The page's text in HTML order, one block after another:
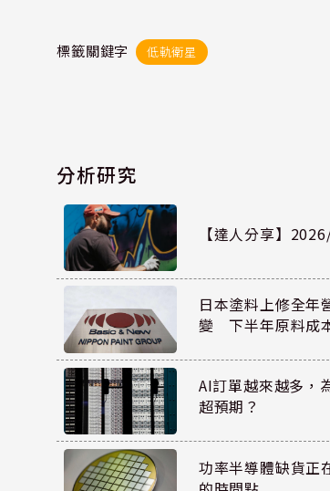
標籤關鍵字 低軌衛星
分析研究
【達人分享】
日本塗料上修全年
變 下半年原料成
AI訂單越來越多，
超預期？
功率半導體缺貨正